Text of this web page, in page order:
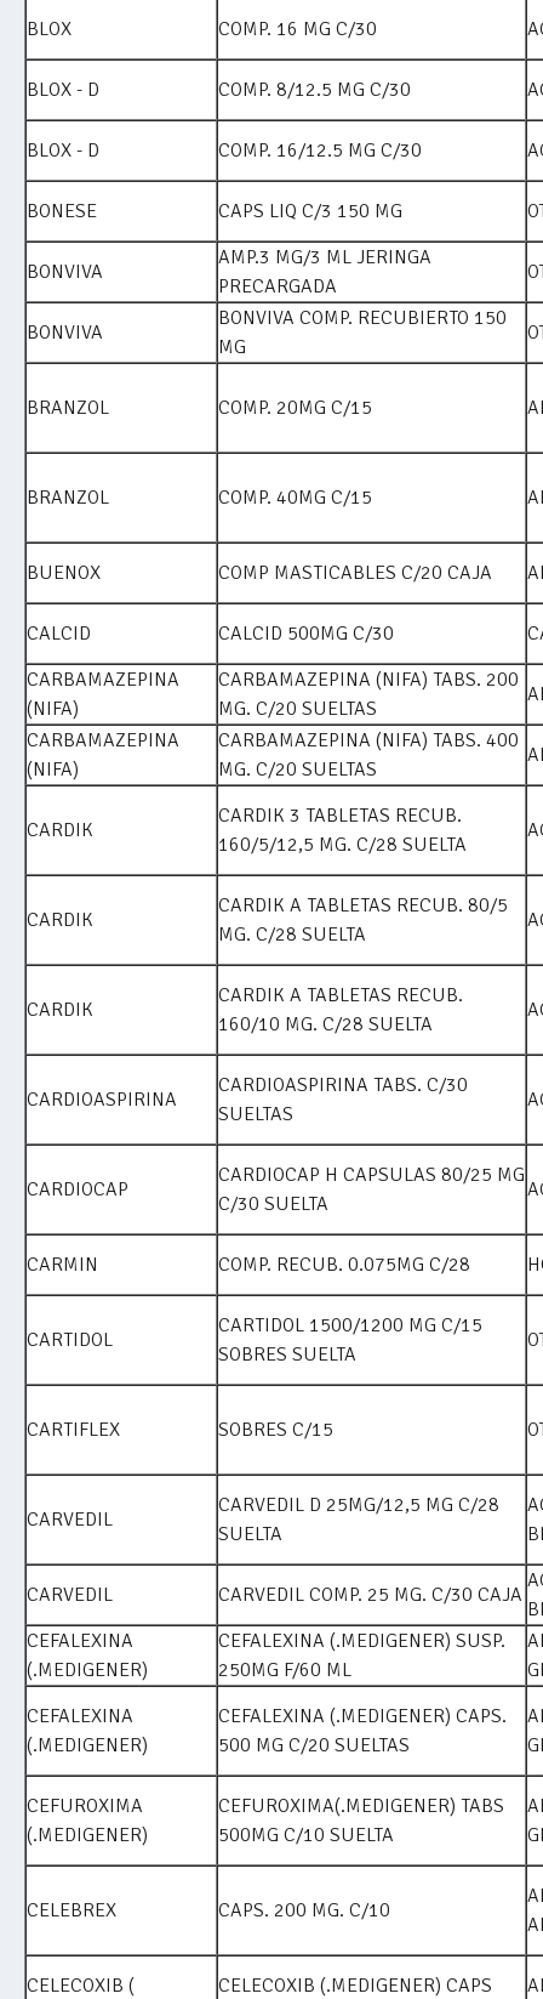
BLOX COMP. 16 MG C/30
BLOX - D COMP. 8/12.5 MG C/30
BLOX - D COMP. 16/12.5 MG C/30
BONESE CAPS LIQ C/3 150 MG
BONVIVA
AMP.3 MG/3 ML JERINGA
PRECARGADA
BONVIVA
BONVIVA COMP. RECUBIERTO 150
MG
BRANZOL COMP. 20MG C/15
BRANZOL COMP. 40MG C/15
BUENOX COMP MASTICABLES C/20 CAJA
CALCID CALCID 500MG C/30
CARBAMAZEPINA
(NIFA)
CARBAMAZEPINA (NIFA) TABS. 200
MG. C/20 SUELTAS
CARBAMAZEPINA
(NIFA)
CARBAMAZEPINA (NIFA) TABS. 400
MG. C/20 SUELTAS
CARDIK
CARDIK 3 TABLETAS RECUB.
160/5/12,5 MG. C/28 SUELTA
CARDIK
CARDIK A TABLETAS RECUB. 80/5
MG. C/28 SUELTA
CARDIK
CARDIK A TABLETAS RECUB.
160/10 MG. C/28 SUELTA
CARDIOASPIRINA
CARDIOASPIRINA TABS. C/30
SUELTAS
CARDIOCAP
CARDIOCAP H CAPSULAS 80/25 MG
C/30 SUELTA
CARMIN COMP. RECUB. 0.075MG C/28
CARTIDOL
CARTIDOL 1500/1200 MG C/15
SOBRES SUELTA
CARTIFLEX SOBRES C/15
CARVEDIL
CARVEDIL D 25MG/12,5 MG C/28
SUELTA
CARVEDIL CARVEDIL COMP. 25 MG. C/30 CAJA
CEFALEXINA
(.MEDIGENER)
CEFALEXINA (.MEDIGENER) SUSP.
250MG F/60 ML
CEFALEXINA
(.MEDIGENER)
CEFALEXINA (.MEDIGENER) CAPS.
500 MG C/20 SUELTAS
CEFUROXIMA
(.MEDIGENER)
CEFUROXIMA(.MEDIGENER) TABS
500MG C/10 SUELTA
CELEBREX CAPS. 200 MG. C/10
CELECOXIB (
CELECOXIB (.MEDIGENER) CAPS